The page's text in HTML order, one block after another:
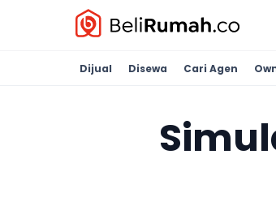
Dijual Disewa Cari Agen